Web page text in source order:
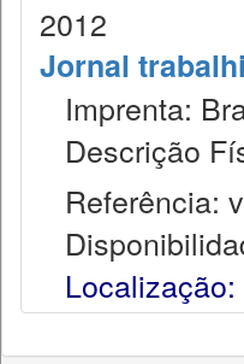
2012
Jornal
Imprenta:
Descrição
Referência:
Localização: